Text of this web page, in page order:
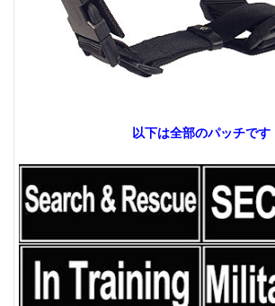
以下は全部のパッチです